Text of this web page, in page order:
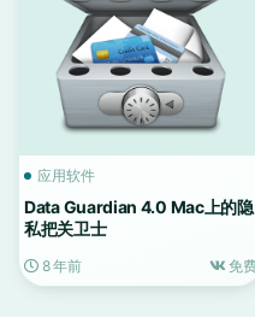
应用软件
Data Guardian 4.0 Mac上的隐
私把关卫士
8 年前 免